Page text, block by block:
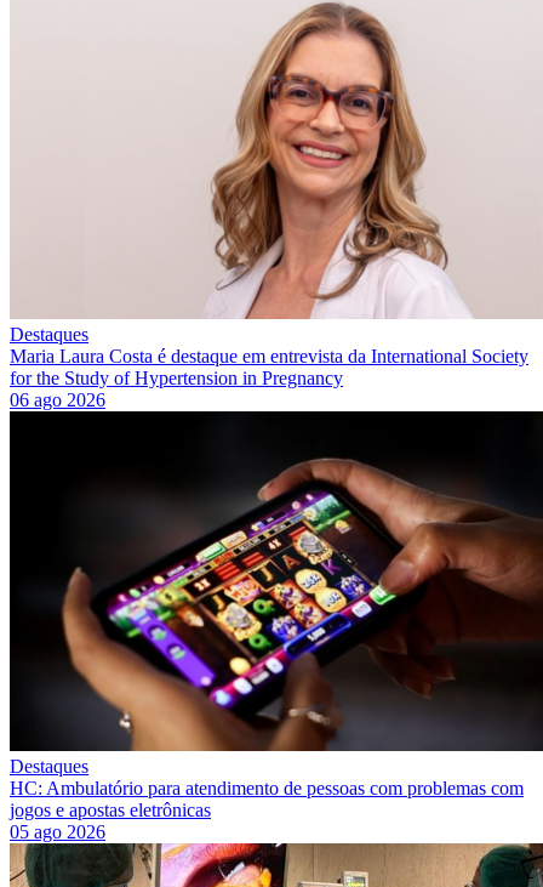
Destaques
Maria Laura Costa é destaque em entrevista da International Society
for the Study of Hypertension in Pregnancy
06 ago 2026
Destaques
HC: Ambulatório para atendimento de pessoas com problemas com
jogos e apostas eletrônicas
05 ago 2026